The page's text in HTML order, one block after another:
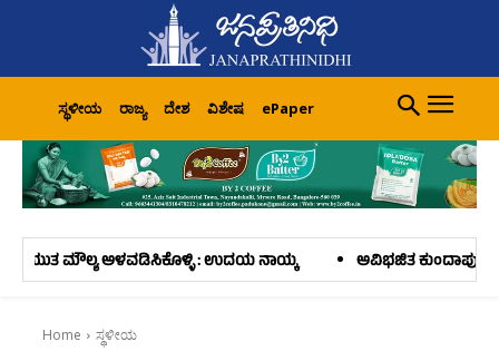
ಸ್ಥಳೀಯ ರಾಜ್ಯ ದೇಶ ವಿಶೇಷ ePaper
: ಉದಯ ನಾಯ್ಕ ಅವಿಭಜಿತ ಕುಂದಾಪುರ ತಾಲೂಕು ಪ್ರಾಥಮಿಕ
Home ಸ್ಥಳೀಯ